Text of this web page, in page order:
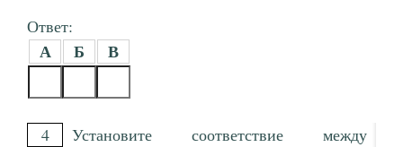
Ответ:
А Б В
4
Установите соответствие между